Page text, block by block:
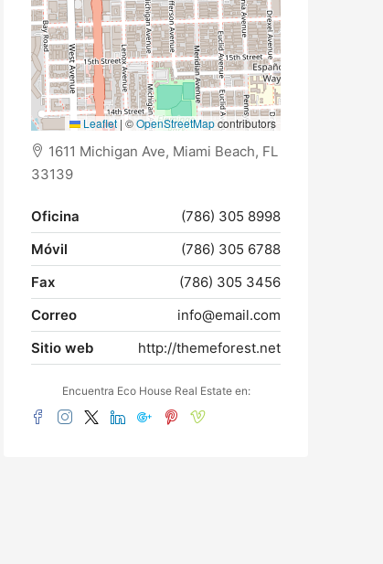
Leaflet | ©OpenStreetMapcontributors
1611 Michigan Ave, Miami Beach, FL
33139
Oficina
(786) 305 8998
Móvil
(786) 305 6788
Fax
(786) 305 3456
Correo
info@email.com
Sitio web
http://themeforest.net
Encuentra Eco House Real Estate en: